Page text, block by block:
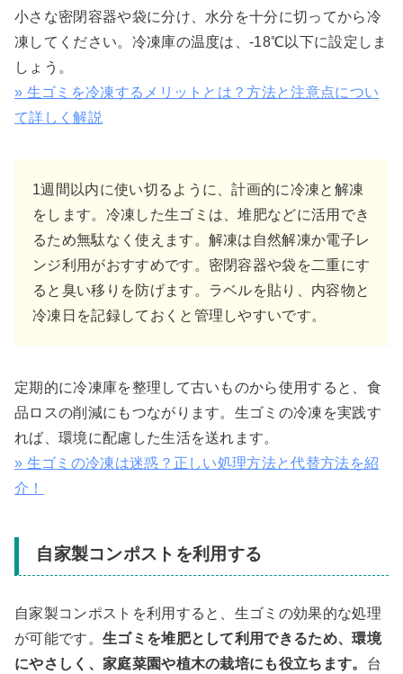
小さな密閉容器や袋に分け、水分を十分に切ってから冷
凍してください。冷凍庫の温度は、-18℃以下に設定しま
しょう。
» 生ゴミを冷凍するメリットとは？方法と注意点につい
て詳しく解説
1週間以内に使い切るように、計画的に冷凍と解凍
をします。冷凍した生ゴミは、堆肥などに活用でき
るため無駄なく使えます。解凍は自然解凍か電子レ
ンジ利用がおすすめです。密閉容器や袋を二重にす
ると臭い移りを防げます。ラベルを貼り、内容物と
冷凍日を記録しておくと管理しやすいです。
定期的に冷凍庫を整理して古いものから使用すると、食
品ロスの削減にもつながります。生ゴミの冷凍を実践す
れば、環境に配慮した生活を送れます。
» 生ゴミの冷凍は迷惑？正しい処理方法と代替方法を紹
介！
自家製コンポストを利用する
自家製コンポストを利用すると、生ゴミの効果的な処理
が可能です。 生ゴミを堆肥として利用できるため、環境
にやさしく、家庭菜園や植木の栽培にも役立ちます。 台